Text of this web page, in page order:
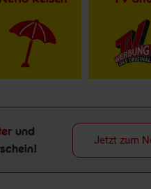
und
Jetzt zum